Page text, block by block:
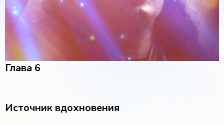
Глава 6
Источник вдохновения